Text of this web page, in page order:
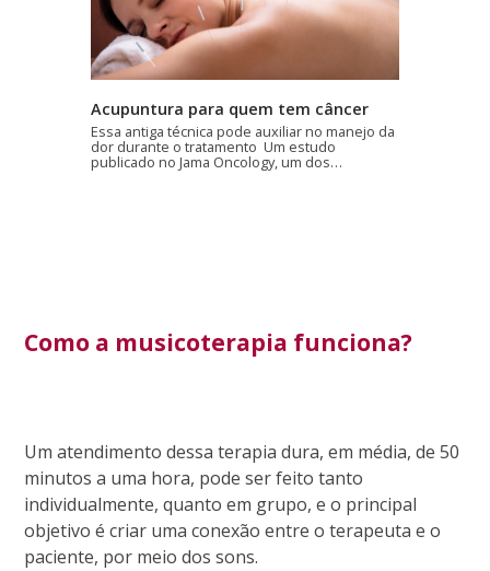
Acupuntura para quem tem câncer
Essa antiga técnica pode auxiliar no manejo da
dor durante o tratamento Um estudo
publicado no Jama Oncology, um dos…
Como a musicoterapia funciona?
Um atendimento dessa terapia dura, em média, de 50
minutos a uma hora, pode ser feito tanto
individualmente, quanto em grupo, e o principal
objetivo é criar uma conexão entre o terapeuta e o
paciente, por meio dos sons.